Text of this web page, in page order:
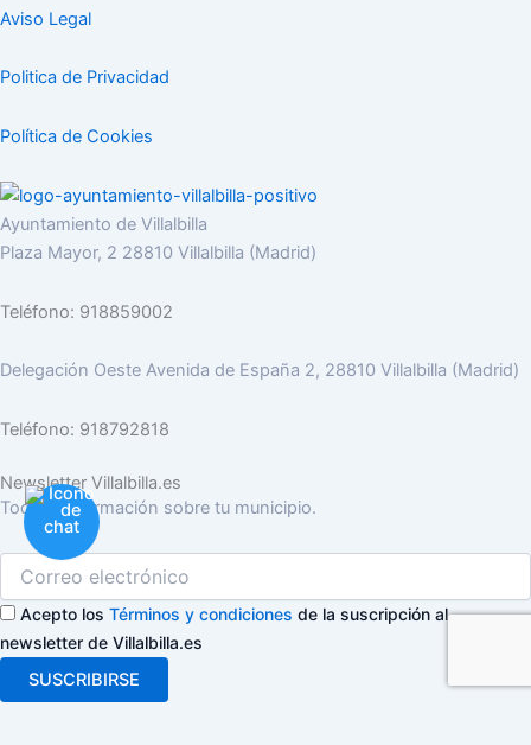
Aviso Legal
Politica de Privacidad
Política de Cookies
Ayuntamiento de Villalbilla
Plaza Mayor, 2 28810 Villalbilla (Madrid)
Teléfono: 918859002
Delegación Oeste Avenida de España 2, 28810 Villalbilla (Madrid)
Teléfono: 918792818
Newsletter Villalbilla.es
Toda la información sobre tu municipio.
Acepto los Términos y condiciones de la suscripción al
newsletter de Villalbilla.es
SUSCRIBIRSE